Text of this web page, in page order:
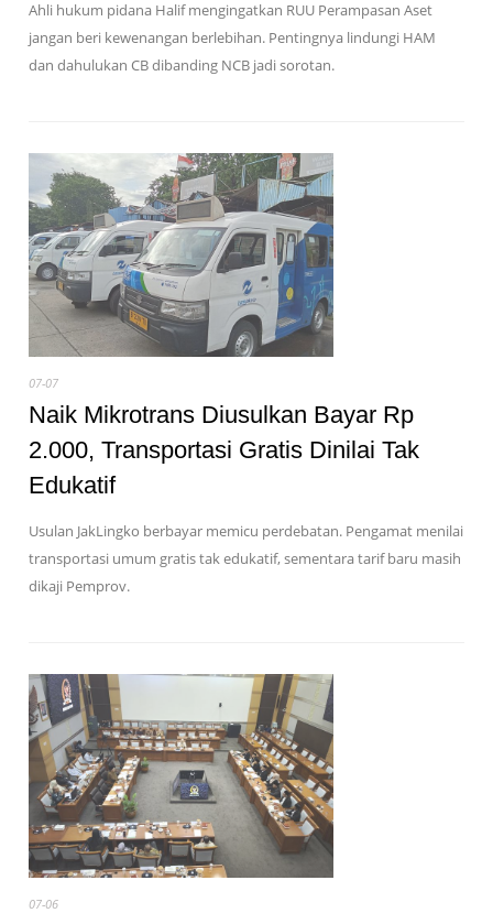
Ahli hukum pidana Halif mengingatkan RUU Perampasan Aset
jangan beri kewenangan berlebihan. Pentingnya lindungi HAM
dan dahulukan CB dibanding NCB jadi sorotan.
07-07
Naik Mikrotrans Diusulkan Bayar Rp
2.000, Transportasi Gratis Dinilai Tak
Edukatif
Usulan JakLingko berbayar memicu perdebatan. Pengamat menilai
transportasi umum gratis tak edukatif, sementara tarif baru masih
dikaji Pemprov.
07-06